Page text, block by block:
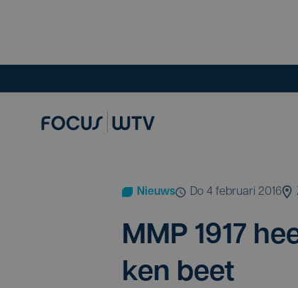
Nieuws do 4 februari 2016
MMP 1917
ken beet